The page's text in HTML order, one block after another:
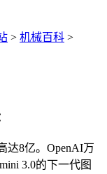
> 机械百科 >
8亿。OpenAI万
3.0的下一代图